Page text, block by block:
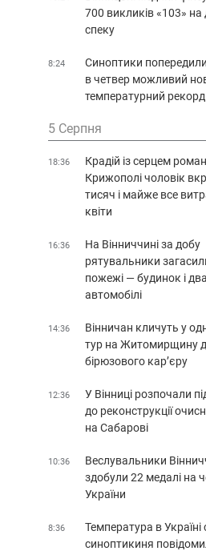
700 викликів «103» на
спеку
8:24
Синоптики
в четвер можливий
температурний рекорд
5 Серпня
18:36
Крадій із серцем
Крижополі чоловік
тисяч і майже все
квіти
16:36
На Вінниччині за добу
рятувальники
пожежі — будинок і два
автомобілі
14:36
Вінничан кличуть у
тур на Житомирщину
бірюзового кар’єру
12:36
У Вінниці розпочали
до реконструкції
на Сабарові
10:36
Веслувальники
здобули 22 медалі на
України
8:36
Температура в Україні
синоптикиня